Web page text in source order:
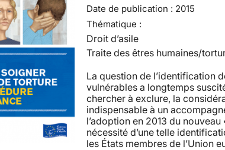
Date de publication : 2015
Thématique :
Droit d’asile
Traite des êtres humaines/
La question de l’identification
vulnérables a longtemps
chercher à exclure, la
indispensable à un
l’adoption en 2013 du
nécessité d’une telle
les États membres de l’Union